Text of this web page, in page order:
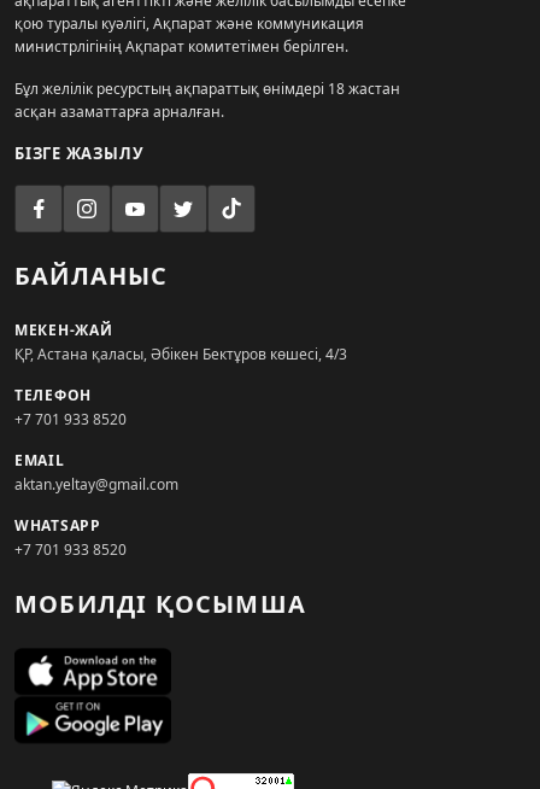
қою туралы куәлігі, Ақпарат және коммуникация
министрлігінің Ақпарат комитетімен берілген.
Бұл желілік ресурстың ақпараттық өнімдері 18 жастан
асқан азаматтарға арналған.
БІЗГЕ ЖАЗЫЛУ
БАЙЛАНЫС
МЕКЕН-ЖАЙ
ҚР, Астана қаласы, Әбікен Бектұров көшесі, 4/3
ТЕЛЕФОН
+7 701 933 8520
EMAIL
aktan.yeltay@gmail.com
WHATSAPP
+7 701 933 8520
МОБИЛДІ ҚОСЫМША